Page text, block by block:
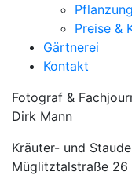
Pflanzung
Preise &
Gärtnerei
Kontakt
Fotograf &
Dirk Mann
Kräuter- und
Müglitztalstraße 26